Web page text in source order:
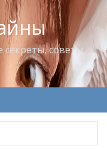
советы